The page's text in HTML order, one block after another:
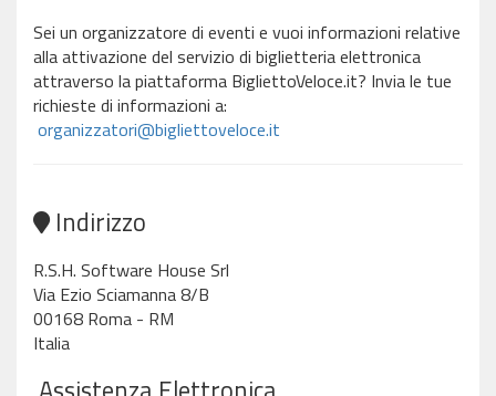
Sei un organizzatore di eventi e vuoi informazioni relative
alla attivazione del servizio di biglietteria elettronica
attraverso la piattaforma BigliettoVeloce.it? Invia le tue
richieste di informazioni a:
organizzatori@bigliettoveloce.it
Indirizzo
R.S.H. Software House Srl
Via Ezio Sciamanna 8/B
00168 Roma - RM
Italia